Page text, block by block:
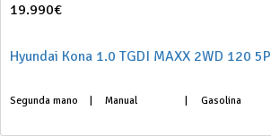
19.990€
Hyundai Kona 1.0 TGDI MAXX 2WD 120 5P
Segunda mano Manual Gasolina